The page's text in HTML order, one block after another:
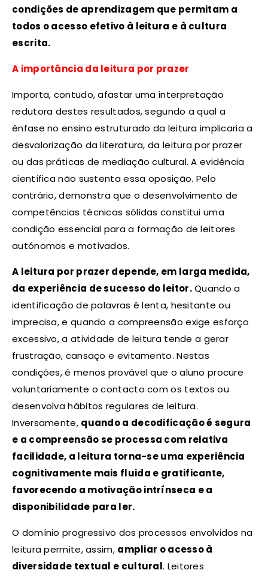
condições de aprendizagem que permitam a
todos o acesso efetivo à leitura e à cultura
escrita.
A importância da leitura por prazer
Importa, contudo, afastar uma interpretação
redutora destes resultados, segundo a qual a
ênfase no ensino estruturado da leitura implicaria a
desvalorização da literatura, da leitura por prazer
ou das práticas de mediação cultural. A evidência
científica não sustenta essa oposição. Pelo
contrário, demonstra que o desenvolvimento de
competências técnicas sólidas constitui uma
condição essencial para a formação de leitores
autónomos e motivados.
A leitura por prazer depende, em larga medida,
da experiência de sucesso do leitor.Quando a
identificação de palavras é lenta, hesitante ou
imprecisa, e quando a compreensão exige esforço
excessivo, a atividade de leitura tende a gerar
frustração, cansaço e evitamento. Nestas
condições, é menos provável que o aluno procure
voluntariamente o contacto com os textos ou
desenvolva hábitos regulares de leitura.
Inversamente, quando a decodificação é segura
e a compreensão se processa com relativa
facilidade, a leitura torna-se uma experiência
cognitivamente mais fluida e gratificante,
favorecendo a motivação intrínseca e a
disponibilidade para ler.
O domínio progressivo dos processos envolvidos na
leitura permite, assim, ampliar o acesso à
diversidade textual e cultural. Leitores